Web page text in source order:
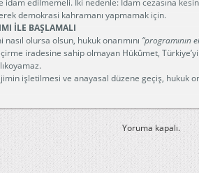
idam edilmemeli. İki nedenle: İdam cezasına
demokrasi kahramanı yapmamak için.
İLE BAŞLAMALI
olursa olsun, hukuk onarımını “programının
iradesine sahip olmayan Hükûmet, Türkiye’yi
işletilmesi ve anayasal düzene geçiş, hukuk
Yoruma kapalı.